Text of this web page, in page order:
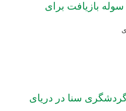
بازیافت برای
سنا در دریای